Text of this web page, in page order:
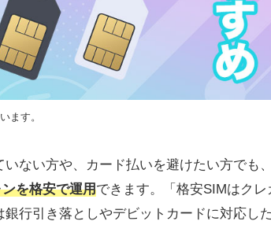
ます。
ない方や、カード払いを避けたい方でも、
を格安で運用できます。「格安SIMはク
行引き落としやデビットカードに対応し